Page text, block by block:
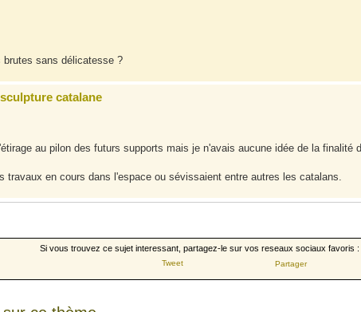
sans délicatesse ?
catalane
au pilon des futurs supports mais je n'avais aucune idée de la finalité
travaux en cours dans l'espace ou sévissaient entre autres les catalans.
Si vous trouvez ce sujet interessant, partagez-le sur vos reseaux sociaux favoris :
Tweet Partager